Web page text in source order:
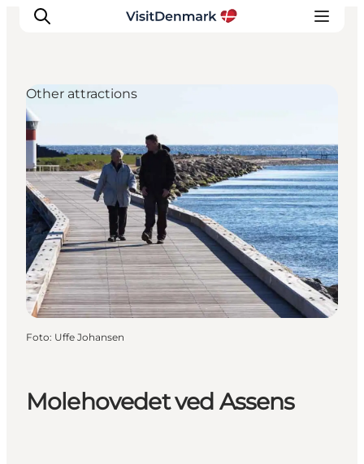
Ispirazioni
Dove andare
Cosa fare
Dove dormire
Pianifica il viaggio
Molehovedet ved Assens
Other attractions
Foto: Uffe Johansen